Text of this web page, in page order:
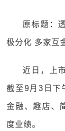
原标题：
极分化 多家互
近日，上
截至9月3日下
金融、趣店、
度业绩。